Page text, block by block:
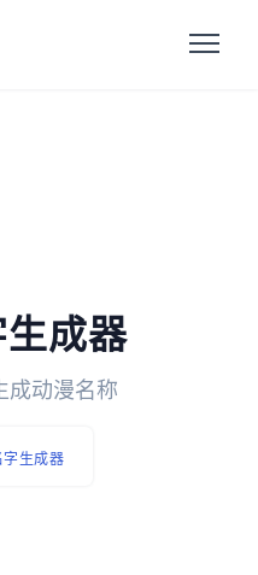
成器
成动漫名称
字生成器